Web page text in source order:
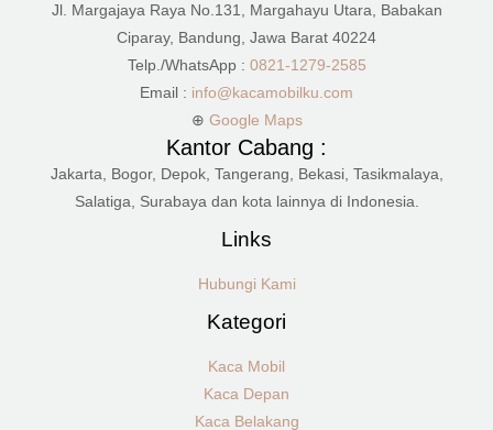
Jl. Margajaya Raya No.131, Margahayu Utara, Babakan
Ciparay, Bandung, Jawa Barat 40224
Telp./WhatsApp : 0821-1279-2585
Email : info@kacamobilku.com
⊕ Google Maps
Kantor Cabang :
Jakarta, Bogor, Depok, Tangerang, Bekasi, Tasikmalaya,
Salatiga, Surabaya dan kota lainnya di Indonesia.
Links
Hubungi Kami
Kategori
Kaca Mobil
Kaca Depan
Kaca Belakang